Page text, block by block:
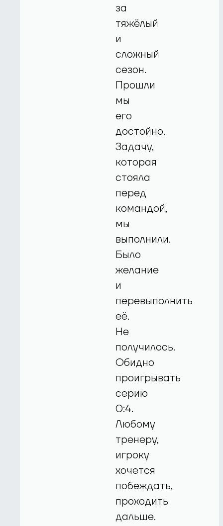
за
тяжёлый
и
сложный
сезон.
Прошли
мы
его
достойно.
Задачу,
которая
стояла
перед
командой,
мы
выполнили.
Было
желание
и
перевыполнить
её.
Не
получилось.
Обидно
проигрывать
серию
0:4.
Любому
тренеру,
игроку
хочется
побеждать,
проходить
дальше.